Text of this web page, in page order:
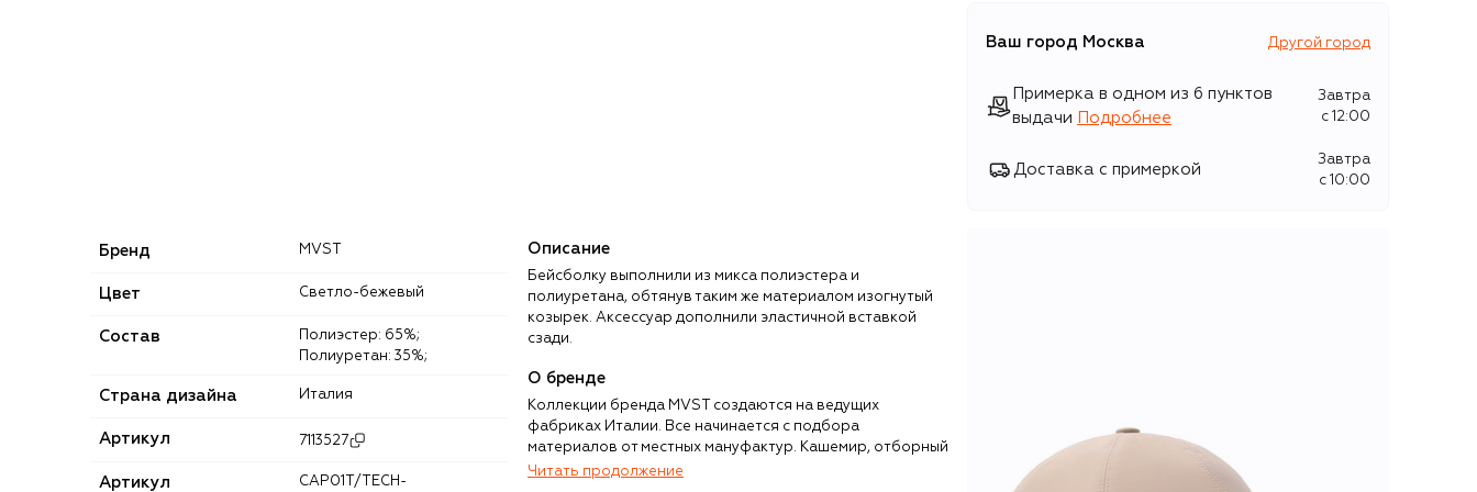
Ваш город Москва Другой город
Примерка в одном из 6 пунктов
выдачи
Подробнее
Завтра
c 12:00
Доставка с примеркой
Завтра
c 10:00
Бренд MVST
Цвет Светло-бежевый
Состав
Полиуретан: 35%;
Страна дизайна Италия
Артикул 7113527
Артикул
CAP01T/TECH-
Описание
Бейсболку выполнили из микса полиэстера и
полиуретана, обтянув таким же материалом изогнутый
козырек. Аксессуар дополнили эластичной вставкой
сзади.
О бренде
Коллекции бренда MVST создаются на ведущих
фабриках Италии. Все начинается с подбора
материалов от местных мануфактур. Кашемир, отборный
шелк Mulberry, шерсть мериноса, викуньи и альпака
Читать продолжение